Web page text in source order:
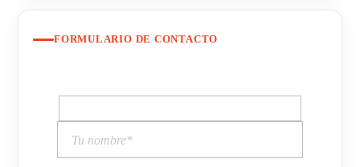
FORMULARIO DE CONTACTO